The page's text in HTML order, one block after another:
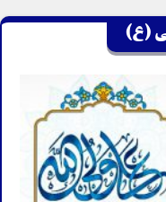
(ع)